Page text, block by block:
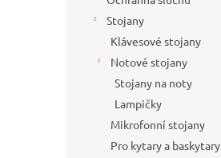
Stojany
Klávesové stojany
Notové stojany
Stojany na noty
Lampičky
Mikrofonní stojany
Pro kytary a baskytary